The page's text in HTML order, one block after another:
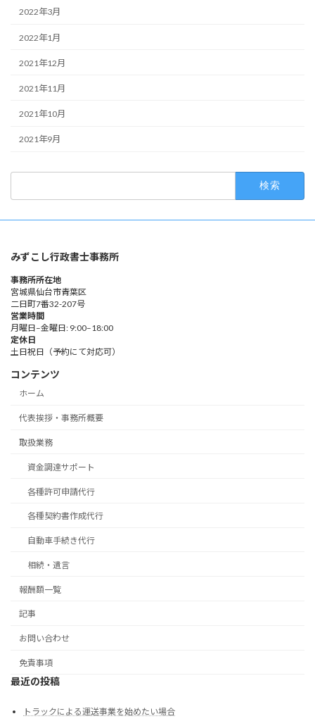
2022年3月
2022年1月
2021年12月
2021年11月
2021年10月
2021年9月
みずこし行政書士事務所
事務所所在地
宮城県仙台市青葉区
二日町7番32-207号
営業時間
月曜日–金曜日: 9:00–18:00
定休日
土日祝日（予約にて対応可）
コンテンツ
ホーム
代表挨拶・事務所概要
取扱業務
資金調達サポート
各種許可申請代行
各種契約書作成代行
自動車手続き代行
相続・遺言
報酬額一覧
記事
お問い合わせ
免責事項
最近の投稿
トラックによる運送事業を始めたい場合